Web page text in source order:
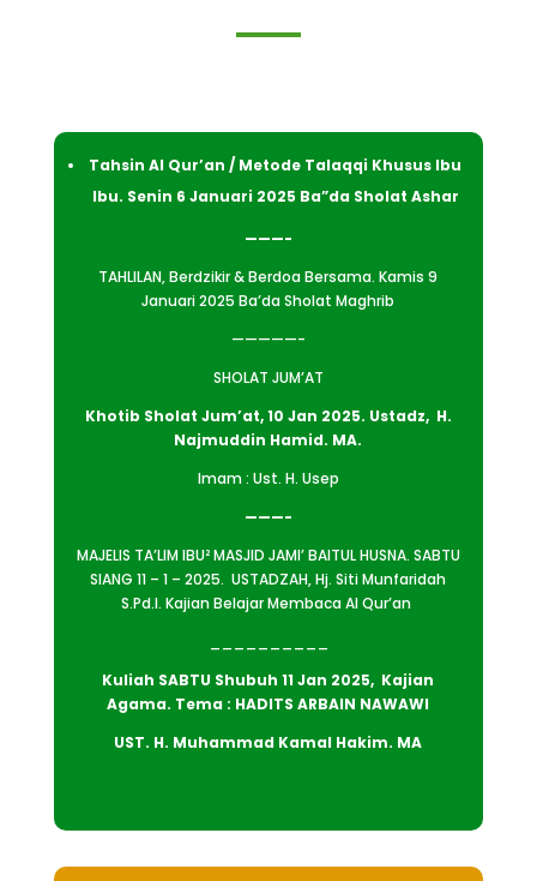
­­Tahsin Al Qur’an / Metode Talaqqi Khusus Ibu
Ibu. Senin 6 Januari 2025 Ba”da Sholat Ashar
———-
TAHLILAN, Berdzikir & Berdoa Bersama. Kamis 9
Januari 2025 Ba’da Sholat Maghrib
—————-
SHOLAT JUM’AT
Khotib Sholat Jum’at, 10 Jan 2025. Ustadz, H.
Najmuddin Hamid. MA.
Imam : Ust. H. Usep
———-
MAJELIS TA’LIM IBU² MASJID JAMI’ BAITUL HUSNA. SABTU
SIANG 11 – 1 – 2025. USTADZAH, Hj. Siti Munfaridah
S.Pd.I. Kajian Belajar Membaca Al Qur’an
Kuliah SABTU Shubuh 11 Jan 2025, Kajian
Agama. Tema : HADITS ARBAIN NAWAWI
UST. H. Muhammad Kamal Hakim. MA